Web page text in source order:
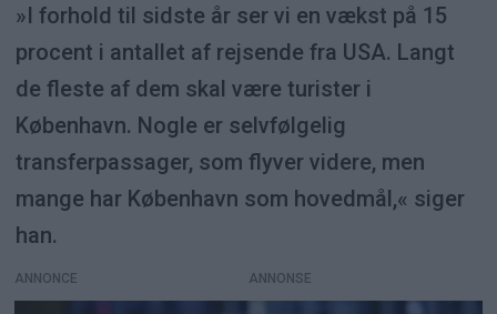
»I forhold til sidste år ser vi en vækst på 15
procent i antallet af rejsende fra USA. Langt
de fleste af dem skal være turister i
København. Nogle er selvfølgelig
transferpassager, som flyver videre, men
mange har København som hovedmål,« siger
han.
ANNONCE